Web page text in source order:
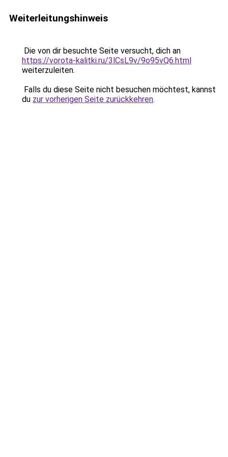
Weiterleitungshinweis
Die von dir besuchte Seite versucht, dich an
https://vorota-kalitki.ru/3lCsL9v/9o95vQ6.html
weiterzuleiten.
Falls du diese Seite nicht besuchen möchtest, kannst
du zur vorherigen Seite zurückkehren.